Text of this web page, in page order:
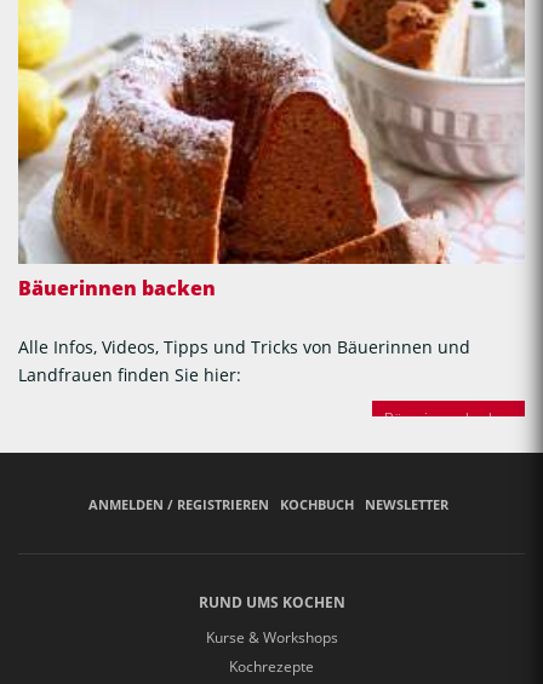
Bäuerinnen backen
Alle Infos, Videos, Tipps und Tricks von Bäuerinnen und
Landfrauen finden Sie hier:
Bäuerinnen backen
ANMELDEN / REGISTRIEREN KOCHBUCH NEWSLETTER
RUND UMS KOCHEN
Kurse & Workshops
Kochrezepte